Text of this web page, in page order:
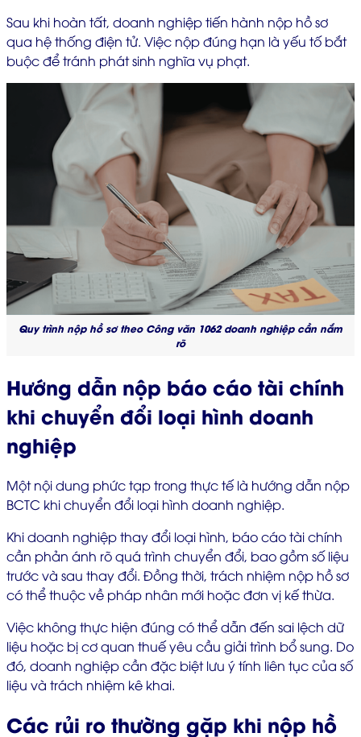
Sau khi hoàn tất, doanh nghiệp tiến hành nộp hồ sơ
qua hệ thống điện tử. Việc nộp đúng hạn là yếu tố bắt
buộc để tránh phát sinh nghĩa vụ phạt.
Quy trình nộp hồ sơ theo Công văn 1062 doanh nghiệp cần nắm
rõ
Hướng dẫn nộp báo cáo tài chính
khi chuyển đổi loại hình doanh
nghiệp
Một nội dung phức tạp trong thực tế là hướng dẫn nộp
BCTC khi chuyển đổi loại hình doanh nghiệp.
Khi doanh nghiệp thay đổi loại hình, báo cáo tài chính
cần phản ánh rõ quá trình chuyển đổi, bao gồm số liệu
trước và sau thay đổi. Đồng thời, trách nhiệm nộp hồ sơ
có thể thuộc về pháp nhân mới hoặc đơn vị kế thừa.
Việc không thực hiện đúng có thể dẫn đến sai lệch dữ
liệu hoặc bị cơ quan thuế yêu cầu giải trình bổ sung. Do
đó, doanh nghiệp cần đặc biệt lưu ý tính liên tục của số
liệu và trách nhiệm kê khai.
Các rủi ro thường gặp khi nộp hồ